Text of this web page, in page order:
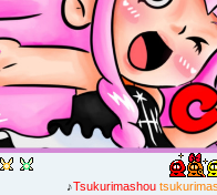
♪Tsukurimashou